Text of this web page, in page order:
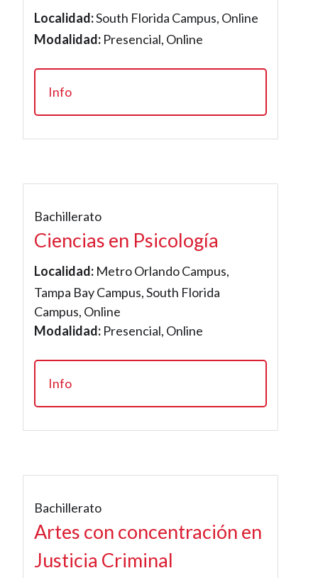
Localidad:South Florida Campus, Online
Modalidad: Presencial, Online
Info
Bachillerato
Ciencias en Psicología
Localidad: Metro Orlando Campus,
Tampa Bay Campus, South Florida
Campus, Online
Modalidad: Presencial, Online
Info
Bachillerato
Artes con concentración en
Justicia Criminal